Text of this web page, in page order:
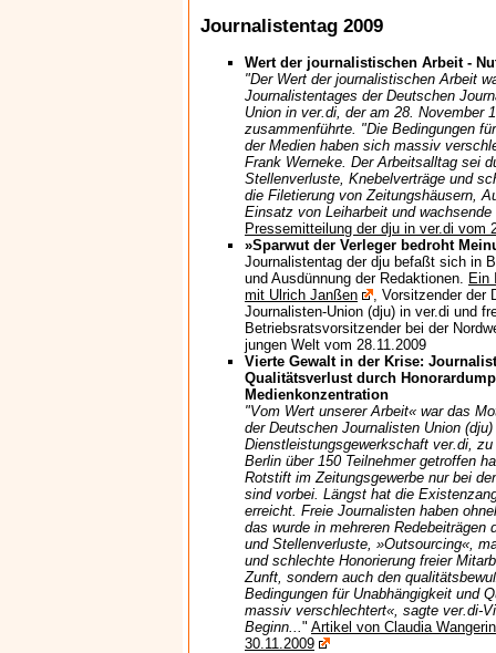
Journalistentag 2009
Wert der journalistischen Arbeit -
"Der Wert der journalistischen Arbeit
Journalistentages der Deutschen
Union in ver.di, der am 28. November
zusammenführte. "Die Bedingungen
der Medien haben sich massiv
Frank Werneke. Der Arbeitsalltag sei
Stellenverluste, Knebelverträge und
die Filetierung von Zeitungshäusern,
Einsatz von Leiharbeit und
Pressemitteilung der dju in ver.di vom
»Sparwut der Verleger bedroht
Journalistentag der dju befaßt sich in
und Ausdünnung der Redaktionen. Ein
mit Ulrich Janßen
, Vorsitzender der
Journalisten-Union (dju) in ver.di und
Betriebsratsvorsitzender bei der
jungen Welt vom 28.11.2009
Vierte Gewalt in der Krise:
Qualitätsverlust durch
Medienkonzentration
"Vom Wert unserer Arbeit« war das
der Deutschen Journalisten Union (dju)
Dienstleistungsgewerkschaft ver.di,
Berlin über 150 Teilnehmer getroffen
Rotstift im Zeitungsgewerbe nur bei
sind vorbei. Längst hat die
erreicht. Freie Journalisten haben
das wurde in mehreren Redebeiträgen
und Stellenverluste, »Outsourcing«,
und schlechte Honorierung freier
Zunft, sondern auch den
Bedingungen für Unabhängigkeit und
massiv verschlechtert«, sagte ver.di-
Beginn..." Artikel von Claudia
30.11.2009